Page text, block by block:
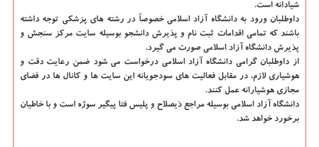
شیادانه است.
داوطلبان ورود به دانشگاه آزاد اسلامی خصوصاً در رشته های پزشكی توجه داشته
باشند كه تمامی اقدامات ثبت نام و پذیرش دانشجو بوسیله سایت مركز سنجش و
پذیرش دانشگاه آزاد اسلامی صورت می‏ گیرد.
از داوطلبان گرامی دانشگاه آزاد اسلامی درخواست می شود ضمن رعایت دقت و
هوشیاری لازم، در مقابل فعالیت های سودجویانه این سایت ها و كانال ها در فضای
مجازی هوشیارانه عمل كنند.
دانشگاه آزاد اسلامی بوسیله مراجع ذیصلاح و پلیس فتا پیگیر سوژه است و با خاطیان
برخورد خواهد شد.